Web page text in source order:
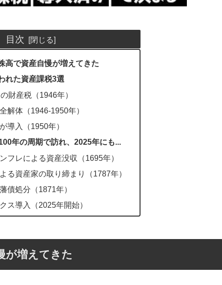
目次
高で資産自慢が増えてきた
れた資産課税3選
財産税（1946年）
解体（1946-1950年）
導入（1950年）
年の周期で訪れ、2025年にも...
フレによる資産没収（1695年）
る資産家の取り締まり（1787年）
債処分（1871年）
ス導入（2025年開始）
が増えてきた